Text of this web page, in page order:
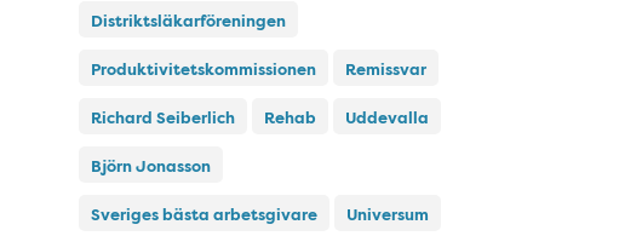
Distriktsläkarföreningen
Produktivitetskommissionen Remissvar
Richard Seiberlich Rehab Uddevalla
Björn Jonasson
Sveriges bästa arbetsgivare Universum